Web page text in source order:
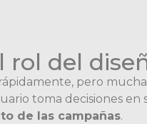
rol del
pero
toma decisiones
de las campañas.